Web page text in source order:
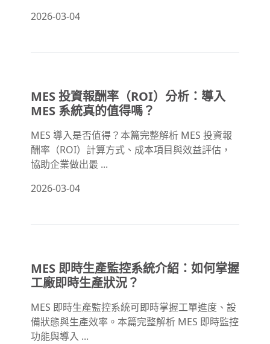
2026-03-04
MES 投資報酬率（ROI）分析：導入
MES 系統真的值得嗎？
MES 導入是否值得？本篇完整解析 MES 投資報
酬率（ROI）計算方式、成本項目與效益評估，
協助企業做出最 ...
2026-03-04
MES 即時生產監控系統介紹：如何掌握
工廠即時生產狀況？
MES 即時生產監控系統可即時掌握工單進度、設
備狀態與生產效率。本篇完整解析 MES 即時監控
功能與導入 ...